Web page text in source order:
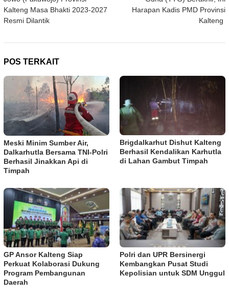
Kalteng Masa Bhakti 2023-2027
Resmi Dilantik
Harapan Kadis PMD Provinsi
Kalteng
POS TERKAIT
Meski Minim Sumber Air,
Dalkarhutla Bersama TNI-Polri
Berhasil Jinakkan Api di
Timpah
Brigdalkarhut Dishut Kalteng
Berhasil Kendalikan Karhutla
di Lahan Gambut Timpah
GP Ansor Kalteng Siap
Perkuat Kolaborasi Dukung
Program Pembangunan
Daerah
Polri dan UPR Bersinergi
Kembangkan Pusat Studi
Kepolisian untuk SDM Unggul